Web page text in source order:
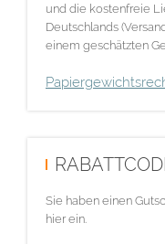
und die kostenfreie
Deutschlands
einem geschätzten
Sie haben einen
hier ein.